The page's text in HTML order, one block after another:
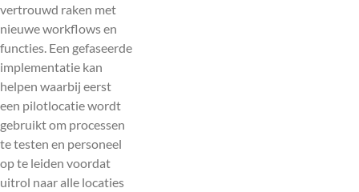
vertrouwd raken met
nieuwe workflows en
functies. Een gefaseerde
implementatie kan
helpen waarbij eerst
een pilotlocatie wordt
gebruikt om processen
te testen en personeel
op te leiden voordat
uitrol naar alle locaties